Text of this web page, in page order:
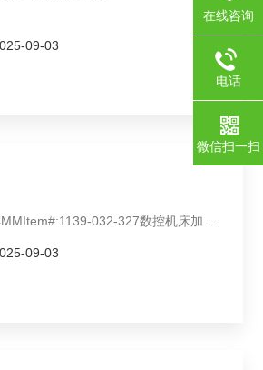
09-03
032-327数控机床加工
09-03
在线咨询
电话
微信扫一扫